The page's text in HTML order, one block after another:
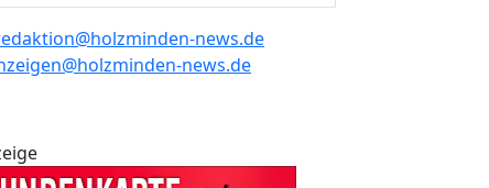
news.de
news.de